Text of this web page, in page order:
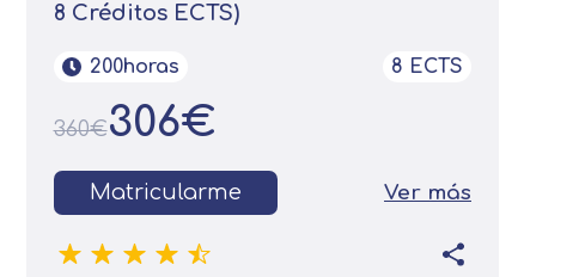
8 Créditos ECTS)
200horas 8 ECTS
360€306€
Matricularme Ver más